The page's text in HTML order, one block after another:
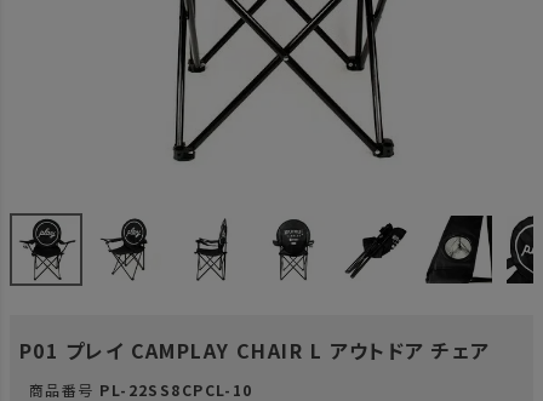
P01 プレイ CAMPLAY CHAIR L アウトドア チェア
商品番号 PL-22SS8CPCL-10